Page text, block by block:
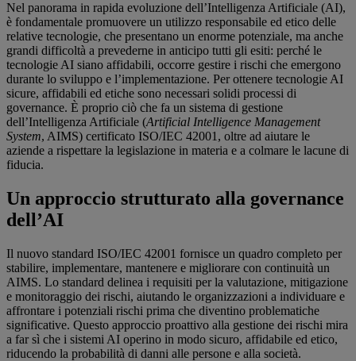
Nel panorama in rapida evoluzione dell’Intelligenza Artificiale (AI),
è fondamentale promuovere un utilizzo responsabile ed etico delle
relative tecnologie, che presentano un enorme potenziale, ma anche
grandi difficoltà a prevederne in anticipo tutti gli esiti: perché le
tecnologie AI siano affidabili, occorre gestire i rischi che emergono
durante lo sviluppo e l’implementazione. Per ottenere tecnologie AI
sicure, affidabili ed etiche sono necessari solidi processi di
governance. È proprio ciò che fa un sistema di gestione
dell’Intelligenza Artificiale (Artificial Intelligence Management
System, AIMS) certificato ISO/IEC 42001, oltre ad aiutare le
aziende a rispettare la legislazione in materia e a colmare le lacune di
fiducia.
Un approccio strutturato alla governance
dell’AI
Il nuovo standard ISO/IEC 42001 fornisce un quadro completo per
stabilire, implementare, mantenere e migliorare con continuità un
AIMS. Lo standard delinea i requisiti per la valutazione, mitigazione
e monitoraggio dei rischi, aiutando le organizzazioni a individuare e
affrontare i potenziali rischi prima che diventino problematiche
significative. Questo approccio proattivo alla gestione dei rischi mira
a far sì che i sistemi AI operino in modo sicuro, affidabile ed etico,
riducendo la probabilità di danni alle persone e alla società.